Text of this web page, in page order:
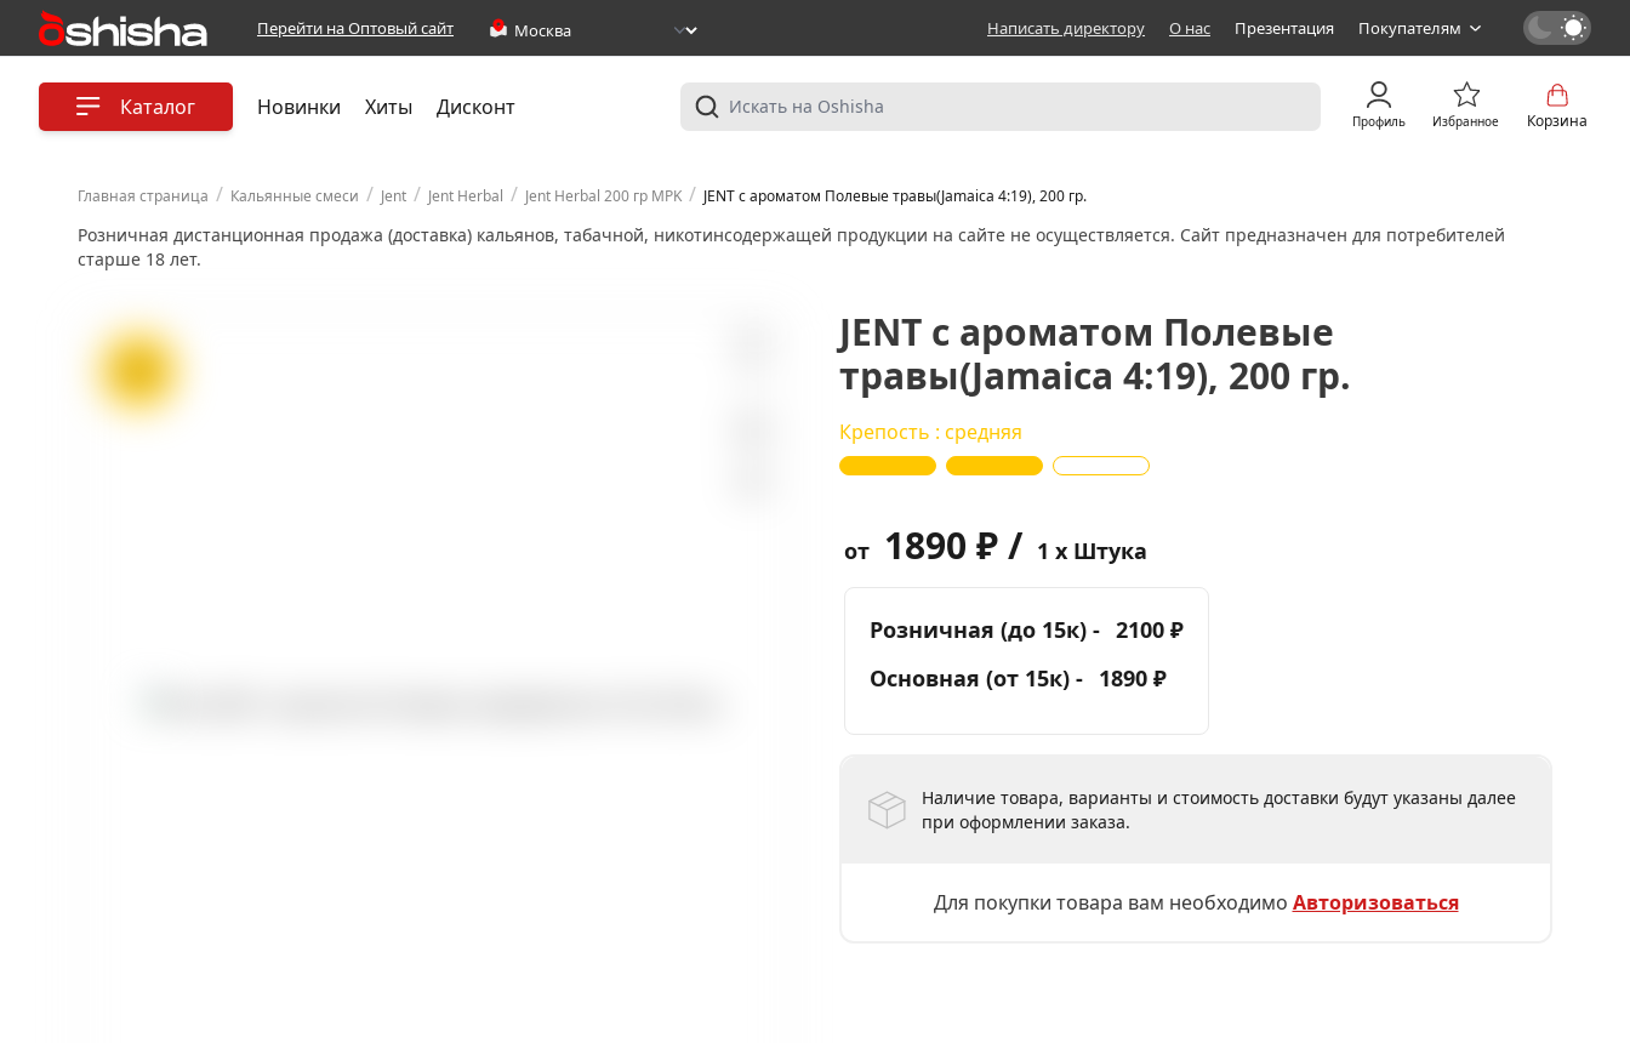
Перейти на Оптовый сайт Написать директору О нас Презентация Покупателям
Каталог Новинки Хиты Дисконт
Профиль Избранное Корзина
Главная страница / Кальянные смеси / Jent / Jent Herbal / Jent Herbal 200 гр MPK / JENT с ароматом Полевые травы(Jamaica 4:19), 200 гр.
Розничная дистанционная продажа (доставка) кальянов, табачной, никотинсодержащей продукции на сайте не осуществляется. Сайт предназначен для потребителей
старше 18 лет.
JENT с ароматом Полевые
травы(Jamaica 4:19), 200 гр.
Крепость : средняя
от 1890 ₽ / 1 x Штука
Розничная (до 15к) - 2100 ₽
Основная (от 15к) - 1890 ₽
Наличие товара, варианты и стоимость доставки будут указаны далее
при оформлении заказа.
Для покупки товара вам необходимо Авторизоваться